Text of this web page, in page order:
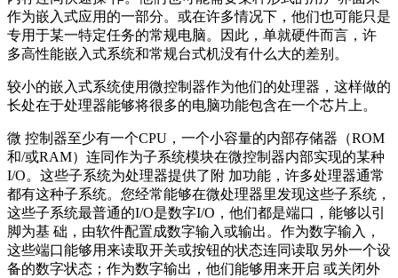
作为嵌入式应用的一部分。或在许多情况下，他们也可能只是
专用于某一特定任务的常规电脑。因此，单就硬件而言，许
多高性能嵌入式系统和常规台式机没有什么大的差别。
较小的嵌入式系统使用微控制器作为他们的处理器，这样做的
长处在于处理器能够将很多的电脑功能包含在一个芯片上。
微 控制器至少有一个CPU，一个小容量的内部存储器（ROM
和/或RAM）连同作为子系统模块在微控制器内部实现的某种
I/O。这些子系统为处理器提供了附 加功能，许多处理器通常
都有这种子系统。您经常能够在微处理器里发现这些子系统，
这些子系统最普通的I/O是数字I/O，他们都是端口，能够以引
脚为基 础，由软件配置成数字输入或输出。作为数字输入，
这些端口能够用来读取开关或按钮的状态连同读取另外一个设
备的数字状态；作为数字输出，他们能够用来开启 或关闭外